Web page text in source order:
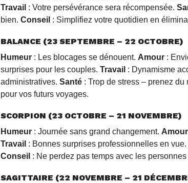
Travail : Votre persévérance sera récompensée.
bien. Conseil : Simplifiez votre quotidien en
BALANCE (23 SEPTEMBRE – 22 OCTOBRE)
Humeur : Les blocages se dénouent. Amour :
surprises pour les couples. Travail : Dynamisme
administratives. Santé : Trop de stress – prenez du
pour vos futurs voyages.
SCORPION (23 OCTOBRE – 21 NOVEMBRE)
Humeur : Journée sans grand changement. Amour
Travail : Bonnes surprises professionnelles en vue.
Conseil : Ne perdez pas temps avec les
SAGITTAIRE (22 NOVEMBRE – 21